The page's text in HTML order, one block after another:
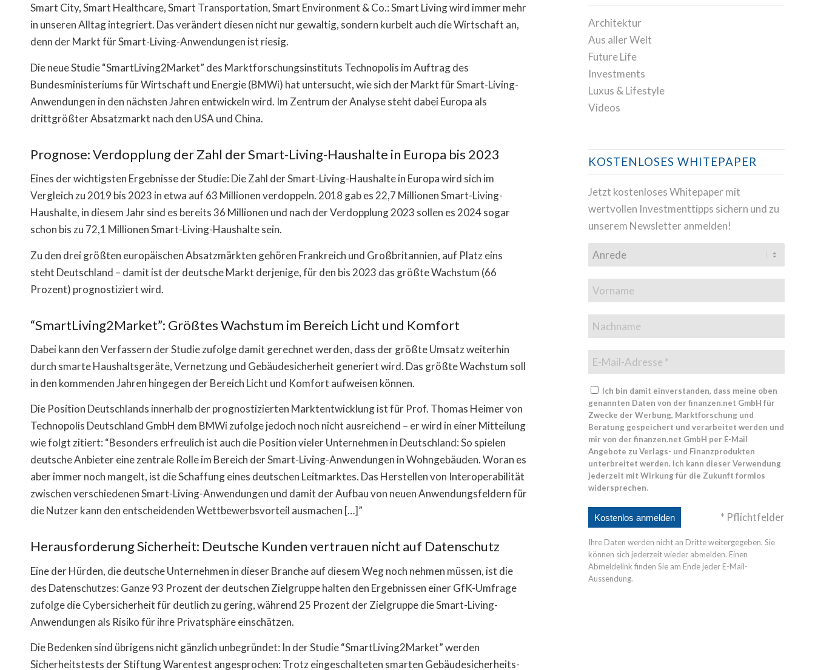
Smart City, Smart Healthcare, Smart Transportation, Smart Environment & Co.: Smart Living wird immer mehr
in unseren Alltag integriert. Das verändert diesen nicht nur gewaltig, sondern kurbelt auch die Wirtschaft an,
denn der Markt für Smart-Living-Anwendungen ist riesig.
Die neue Studie “SmartLiving2Market” des Marktforschungsinstituts Technopolis im Auftrag des
Bundesministeriums für Wirtschaft und Energie (BMWi) hat untersucht, wie sich der Markt für Smart-Living-
Anwendungen in den nächsten Jahren entwickeln wird. Im Zentrum der Analyse steht dabei Europa als
drittgrößter Absatzmarkt nach den USA und China.
Prognose: Verdopplung der Zahl der Smart-Living-Haushalte in Europa bis 2023
Eines der wichtigsten Ergebnisse der Studie: Die Zahl der Smart-Living-Haushalte in Europa wird sich im
Vergleich zu 2019 bis 2023 in etwa auf 63 Millionen verdoppeln. 2018 gab es 22,7 Millionen Smart-Living-
Haushalte, in diesem Jahr sind es bereits 36 Millionen und nach der Verdopplung 2023 sollen es 2024 sogar
schon bis zu 72,1 Millionen Smart-Living-Haushalte sein.
Zu den drei größten europäischen Absatzmärkten gehören Frankreich und Großbritannien, auf Platz eins
steht Deutschland – damit ist der deutsche Markt derjenige, für den bis 2023 das größte Wachstum (66
Prozent) prognostiziert wird.
“SmartLiving2Market”: Größtes Wachstum im Bereich Licht und Komfort
Dabei kann den Verfassern der Studie zufolge damit gerechnet werden, dass der größte Umsatz weiterhin
durch smarte Haushaltsgeräte, Vernetzung und Gebäudesicherheit generiert wird. Das größte Wachstum soll
in den kommenden Jahren hingegen der Bereich Licht und Komfort aufweisen können.
Die Position Deutschlands innerhalb der prognostizierten Marktentwicklung ist für Prof. Thomas Heimer von
Technopolis Deutschland GmbH dem BMWi zufolge jedoch noch nicht ausreichend – er wird in einer Mitteilung
wie folgt zitiert: “Besonders erfreulich ist auch die Position vieler Unternehmen in Deutschland: So spielen
deutsche Anbieter eine zentrale Rolle im Bereich der Smart-Living-Anwendungen in Wohngebäuden. Woran es
aber immer noch mangelt, ist die Schaffung eines deutschen Leitmarktes. Das Herstellen von Interoperabilität
zwischen verschiedenen Smart-Living-Anwendungen und damit der Aufbau von neuen Anwendungsfeldern für
die Nutzer kann den entscheidenden Wettbewerbsvorteil ausmachen […]”
Herausforderung Sicherheit: Deutsche Kunden vertrauen nicht auf Datenschutz
Eine der Hürden, die deutsche Unternehmen in dieser Branche auf diesem Weg noch nehmen müssen, ist die
des Datenschutzes: Ganze 93 Prozent der deutschen Zielgruppe halten den Ergebnissen einer GfK-Umfrage
zufolge die Cybersicherheit für deutlich zu gering, während 25 Prozent der Zielgruppe die Smart-Living-
Anwendungen als Risiko für ihre Privatsphäre einschätzen.
Die Bedenken sind übrigens nicht gänzlich unbegründet: In der Studie “SmartLiving2Market” werden
Sicherheitstests der Stiftung Warentest angesprochen: Trotz eingeschalteten smarten Gebäudesicherheits-
Architektur
Aus aller Welt
Future Life
Investments
Luxus & Lifestyle
Videos
KOSTENLOSES WHITEPAPER
Jetzt kostenloses Whitepaper mit
wertvollen Investmenttipps sichern und zu
unserem Newsletter anmelden!
Ich bin damit einverstanden, dass meine oben
genannten Daten von der finanzen.net GmbH für
Zwecke der Werbung, Marktforschung und
Beratung gespeichert und verarbeitet werden und
mir von der finanzen.net GmbH per E-Mail
Angebote zu Verlags- und Finanzprodukten
unterbreitet werden. Ich kann dieser Verwendung
jederzeit mit Wirkung für die Zukunft formlos
widersprechen.
* Pflichtfelder
Ihre Daten werden nicht an Dritte weitergegeben. Sie
können sich jederzeit wieder abmelden. Einen
Abmeldelink finden Sie am Ende jeder E-Mail-
Aussendung.